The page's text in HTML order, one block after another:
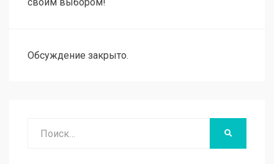
своим выбором!
Обсуждение закрыто.